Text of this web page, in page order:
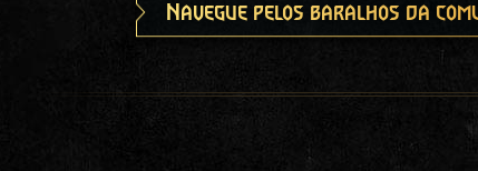
Navegue pelos baralhos da